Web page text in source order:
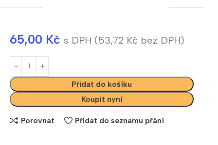
65,00 Kč s DPH (53,72 Kč bez DPH)
Přidat do košíku
Koupit nyní
Porovnat Přidat do seznamu přání